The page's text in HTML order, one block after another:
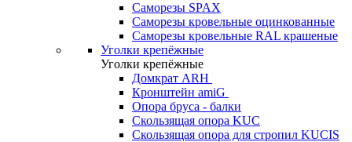
Саморезы SPAX
Саморезы кровельные оцинкованные
Саморезы кровельные RAL крашеные
Уголки крепёжные
Уголки крепёжные
Домкрат ARH
Кронштейн amiG
Опора бруса - балки
Скользящая опора KUC
Скользящая опора для стропил KUCIS